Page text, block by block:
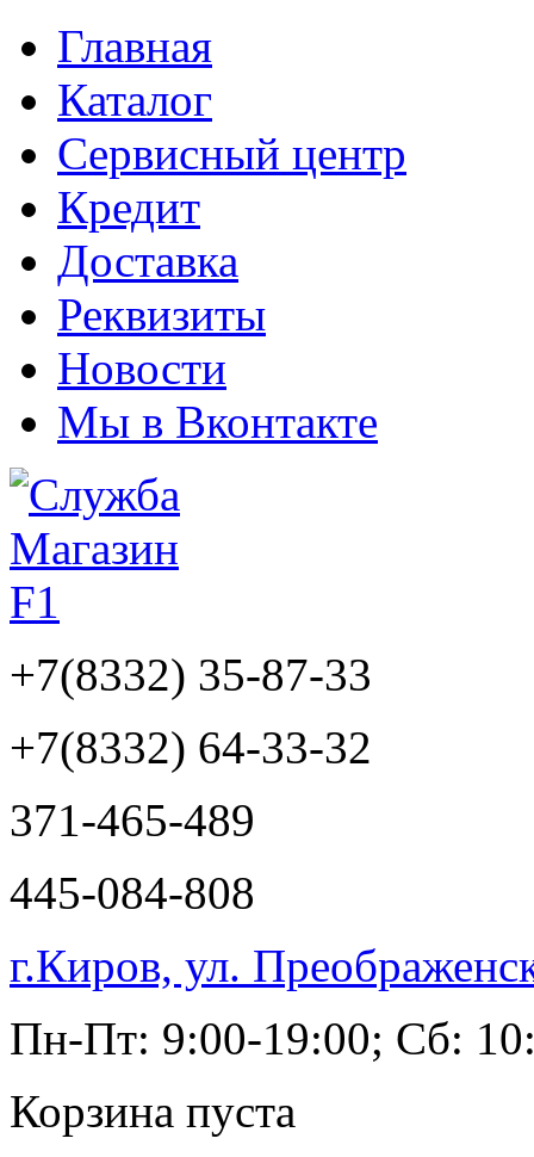
Главная
Каталог
Сервисный центр
Кредит
Доставка
Реквизиты
Новости
Мы в Вконтакте
+7(8332) 35-87-33
+7(8332) 64-33-32
371-465-489
445-084-808
г.Киров, ул.
Пн-Пт: 9:00-19:00; Сб:
Корзина пуста